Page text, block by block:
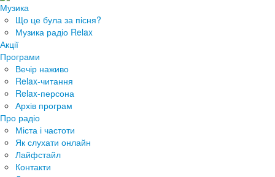
Музика
Що це була за пісня?
Музика радіо Relax
Акції
Програми
Вечір наживо
Relax-читання
Relax-персона
Архів програм
Про радіо
Міста і частоти
Як слухати онлайн
Лайфстайл
Контакти